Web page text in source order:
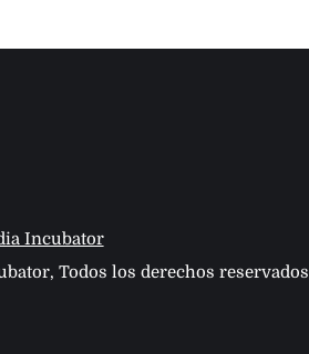
Incubator
Todos los derechos reservados